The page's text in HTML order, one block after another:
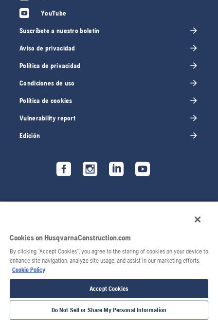
YouTube
Suscríbete a nuestro boletín
Aviso de privacidad
Política de privacidad
Condiciones de uso
Política de cookies
Vulnerability report
Edición
© 2026 Husqvarna AB. Todos los derechos reservados.
Cookies on HusqvarnaConstruction.com
By clicking “Accept Cookies”, you agree to the storing of cookies on your device to
enhance site navigation, analyze site usage, and assist in our marketing efforts.
Cookie Policy
Accept Cookies
Do Not Sell or Share My Personal Information